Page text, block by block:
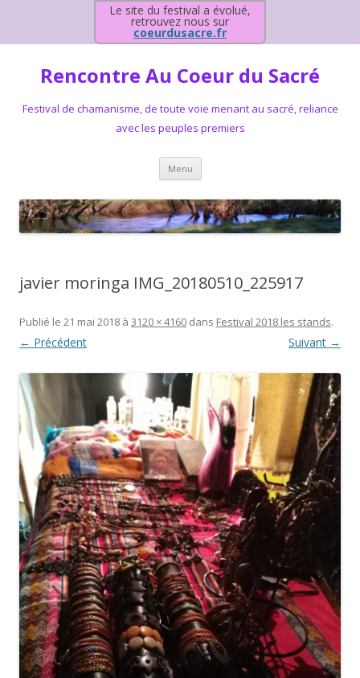
Le site du festival a évolué,
retrouvez nous sur
coeurdusacre.fr
Rencontre Au Coeur du Sacré
Festival de chamanisme, de toute voie menant au sacré, reliance
avec les peuples premiers
Menu Aller au contenu principal
javier moringa IMG_20180510_225917
Publié le 21 mai 2018 à 3120 × 4160 dans Festival 2018 les stands.
← Précédent Suivant →